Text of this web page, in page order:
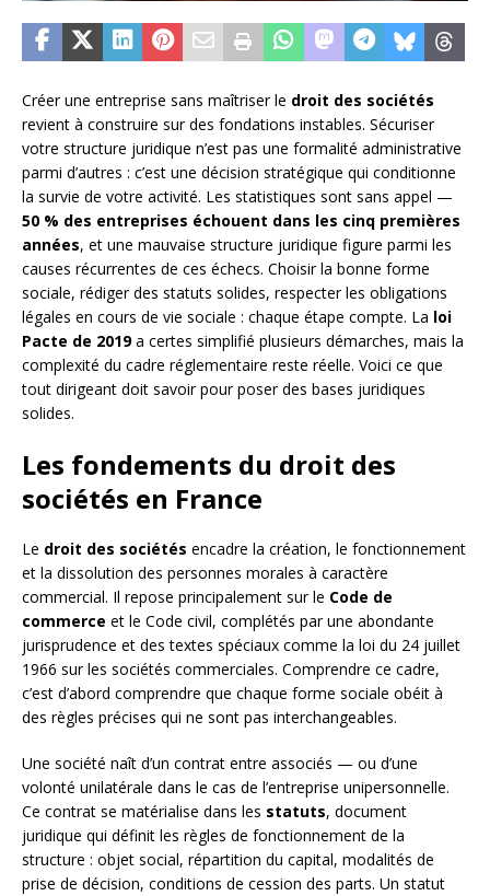
Créer une entreprise sans maîtriser le droit des sociétés
revient à construire sur des fondations instables. Sécuriser
votre structure juridique n’est pas une formalité administrative
parmi d’autres : c’est une décision stratégique qui conditionne
la survie de votre activité. Les statistiques sont sans appel —
50 % des entreprises échouent dans les cinq premières
années, et une mauvaise structure juridique figure parmi les
causes récurrentes de ces échecs. Choisir la bonne forme
sociale, rédiger des statuts solides, respecter les obligations
légales en cours de vie sociale : chaque étape compte. La loi
Pacte de 2019a certes simplifié plusieurs démarches, mais la
complexité du cadre réglementaire reste réelle. Voici ce que
tout dirigeant doit savoir pour poser des bases juridiques
solides.
Les fondements du droit des
sociétés en France
Le droit des sociétés encadre la création, le fonctionnement
et la dissolution des personnes morales à caractère
commercial. Il repose principalement sur le Code de
commerce et le Code civil, complétés par une abondante
jurisprudence et des textes spéciaux comme la loi du 24 juillet
1966 sur les sociétés commerciales. Comprendre ce cadre,
c’est d’abord comprendre que chaque forme sociale obéit à
des règles précises qui ne sont pas interchangeables.
Une société naît d’un contrat entre associés — ou d’une
volonté unilatérale dans le cas de l’entreprise unipersonnelle.
Ce contrat se matérialise dans les statuts, document
juridique qui définit les règles de fonctionnement de la
structure : objet social, répartition du capital, modalités de
prise de décision, conditions de cession des parts. Un statut